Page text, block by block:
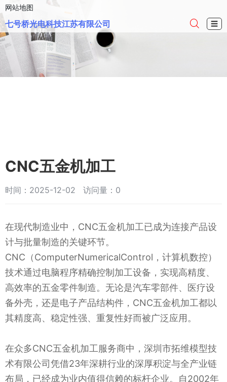
网站地图
七号桥光电科技江苏有限公司 ☰
CNC五金机加工
时间：2025-12-02 访问量：0
在现代制造业中，CNC五金机加工已成为连接产品设
计与批量制造的关键环节。
CNC（ComputerNumericalControl，计算机数控）
技术通过电脑程序精确控制加工设备，实现高精度、
高效率的五金零件制造。无论是汽车零部件、医疗设
备外壳，还是电子产品结构件，CNC五金机加工都以
其精度高、稳定性强、重复性好而被广泛应用。
在众多CNC五金机加工服务商中，深圳市拓维模型技
术有限公司凭借23年深耕行业的深厚积淀与全产业链
布局，已经成为业内值得信赖的标杆企业。自2002年